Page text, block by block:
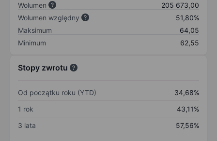
Wolumen
205 673,00
Wolumen względny
51,80%
Maksimum
64,05
Minimum
62,55
Stopy zwrotu
Od początku roku (YTD)
34,68%
1 rok
43,11%
3 lata
57,56%